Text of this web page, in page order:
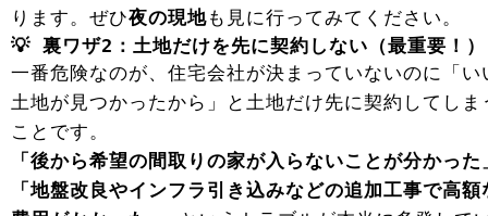
ります。ぜひ夜の現地も見に行ってみてください。
💡 裏ワザ2：土地だけを先に契約しない（最重要！）
一番危険なのが、住宅会社が決まっていないのに「い
土地が見つかったから」と土地だけ先に契約してしま
ことです。
「後から希望の間取りの家が入らないことが分かった
「地盤改良やインフラ引き込みなどの追加工事で高額